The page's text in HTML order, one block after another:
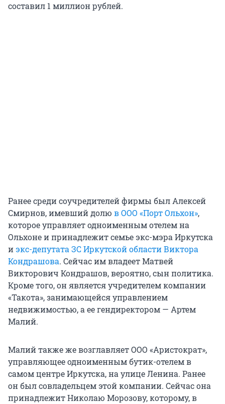
составил 1 миллион рублей.
Ранее среди соучредителей фирмы был Алексей
Смирнов, имевший долю в ООО «Порт Ольхон»,
которое управляет одноименным отелем на
Ольхоне и принадлежит семье экс-мэра Иркутска
иэкс-депутата ЗС Иркутской области Виктора
Кондрашова. Сейчас им владеет Матвей
Викторович Кондрашов, вероятно, сын политика.
Кроме того, он является учредителем компании
«Такота», занимающейся управлением
недвижимостью, а ее гендиректором — Артем
Малий.
Малий также же возглавляет ООО «Аристократ»,
управляющее одноименным бутик-отелем в
самом центре Иркутска, на улице Ленина. Ранее
он был совладельцем этой компании. Сейчас она
принадлежит Николаю Морозову, которому, в